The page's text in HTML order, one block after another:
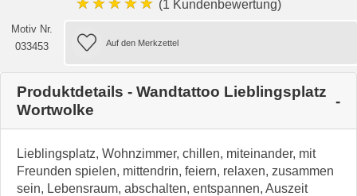
(1 Kundenbewertung)
Motiv Nr.
033453
Produktdetails - Wandtattoo Lieblingsplatz
Wortwolke
Lieblingsplatz, Wohnzimmer, chillen, miteinander, mit
Freunden spielen, mittendrin, feiern, relaxen, zusammen
sein, Lebensraum, abschalten, entspannen, Auszeit